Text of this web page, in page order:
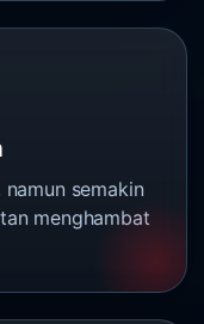
semakin
menghambat